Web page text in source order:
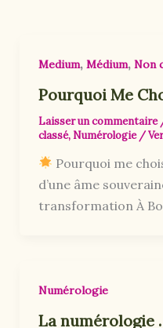
Medium, Médium, Non
Pourquoi Me
Laisser un commentaire
classé,Numérologie/
Pourquoi me
d’une âme
transformation À
Numérologie
La numérologie